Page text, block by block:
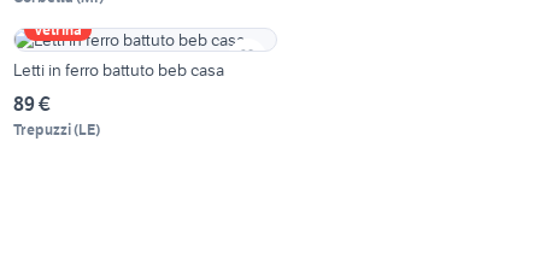
Vetrina
Letti in ferro battuto beb casa
89 €
Trepuzzi(LE)